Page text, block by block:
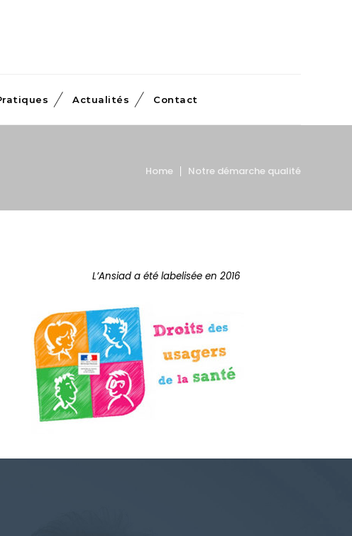
Actualités Contact
Home Notre démarche qualité
L’Ansiad a été labelisée en 2016